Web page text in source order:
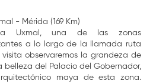
- Mérida (169 Km)
Uxmal, una de las zonas
a lo largo de la llamada ruta
observaremos la grandeza de
belleza del Palacio del Gobernador,
maya de esta zona.